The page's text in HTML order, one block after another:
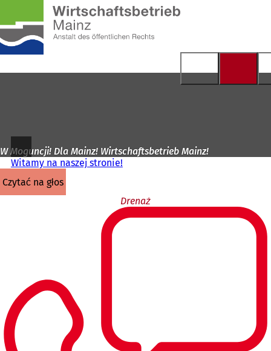
Przejdź do treści
głównej
W Moguncji! Dla Mainz! Wirtschaftsbetrieb Mainz!
Witamy na naszej stronie!
czytać na głos
Drenaż